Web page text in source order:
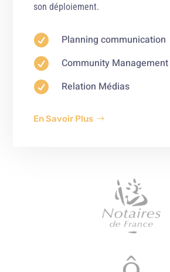
son déploiement.
 Planning communication
 Community Management
 Relation Médias
En Savoir Plus